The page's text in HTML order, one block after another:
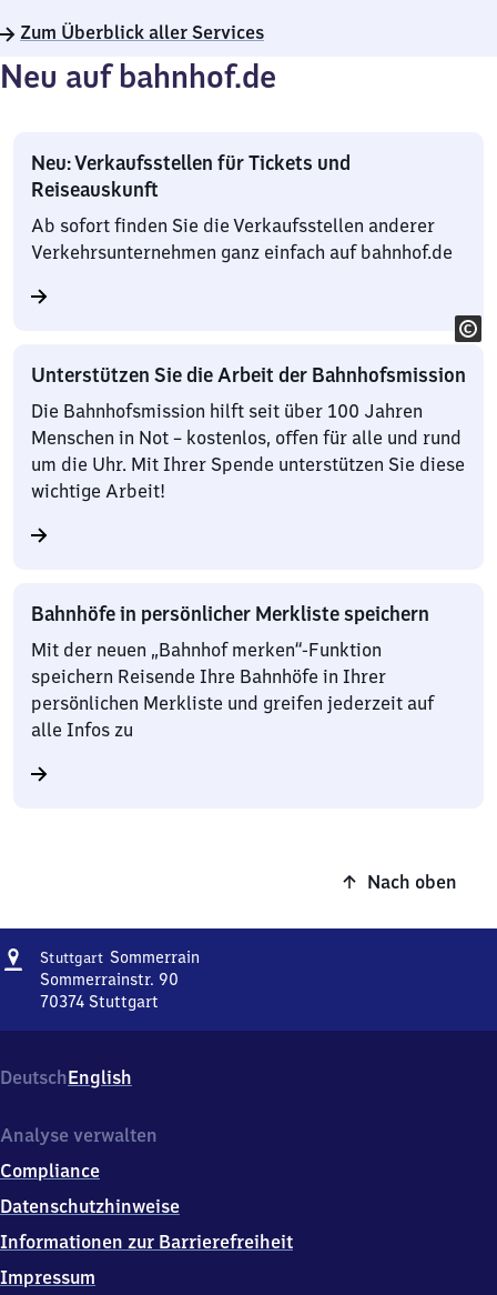
Zum Überblick aller Services
Neu auf bahnhof.de
Neu: Verkaufsstellen für Tickets und
Reiseauskunft
Ab sofort finden Sie die Verkaufsstellen anderer
Verkehrsunternehmen ganz einfach auf bahnhof.de
Unterstützen Sie die Arbeit der Bahnhofsmission
Die Bahnhofsmission hilft seit über 100 Jahren
Menschen in Not – kostenlos, offen für alle und rund
um die Uhr. Mit Ihrer Spende unterstützen Sie diese
wichtige Arbeit!
Bahnhöfe in persönlicher Merkliste speichern
Mit der neuen „Bahnhof merken“-Funktion
speichern Reisende Ihre Bahnhöfe in Ihrer
persönlichen Merkliste und greifen jederzeit auf
alle Infos zu
Nach oben
Adresse
Stuttgart Sommerrain
Sommerrainstr. 90
70374 Stuttgart
Sommerrainstr.
90,
0
7
4
DeutschEnglish
Analyse verwalten
Compliance
Datenschutzhinweise
Informationen zur Barrierefreiheit
Impressum